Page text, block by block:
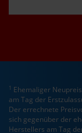
1 Ehemaliger
am Tag der
Der errechnete
sich gegenüber der
Herstellers am Tag